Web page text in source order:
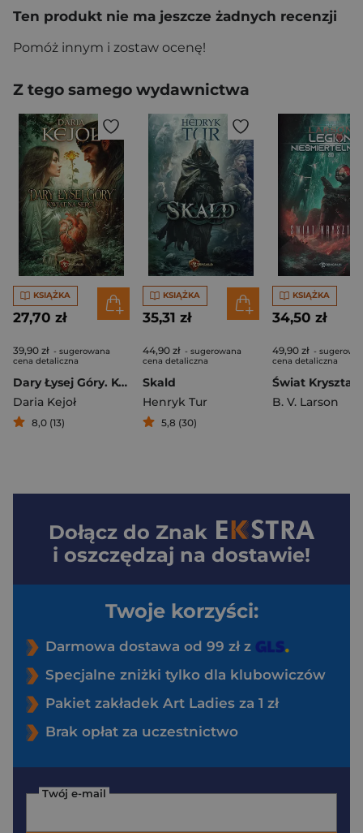
Ten produkt nie ma jeszcze żadnych recenzji
Pomóż innym i zostaw ocenę!
Z tego samego wydawnictwa
KSIĄŻKA
27,70 zł
39,90 zł - sugerowana
cena detaliczna
Dary Łysej Góry. Kwiat na Sercu
Daria Kejoł
8,0 (13)
KSIĄŻKA
35,31 zł
44,90 zł - sugerowana
cena detaliczna
Skald
Henryk Tur
5,8 (30)
KSIĄŻKA
34,50 zł
49,90 zł -
cena detaliczna
B. V. Larson
Dołącz do Znak
i oszczędzaj na dostawie!
Twoje korzyści:
Darmowa dostawa od 99 zł z
Specjalne zniżki tylko dla klubowiczów
Pakiet zakładek Art Ladies za 1 zł
Brak opłat za uczestnictwo
Twój e-mail